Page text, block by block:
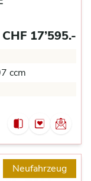
CHF 17’595.-
ccm
Neufahrzeug